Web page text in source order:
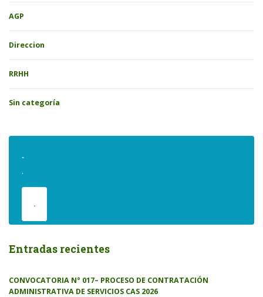
AGP
Direccion
RRHH
Sin categoría
.
.
.
Entradas recientes
CONVOCATORIA N° 017– PROCESO DE CONTRATACIÓN
ADMINISTRATIVA DE SERVICIOS CAS 2026